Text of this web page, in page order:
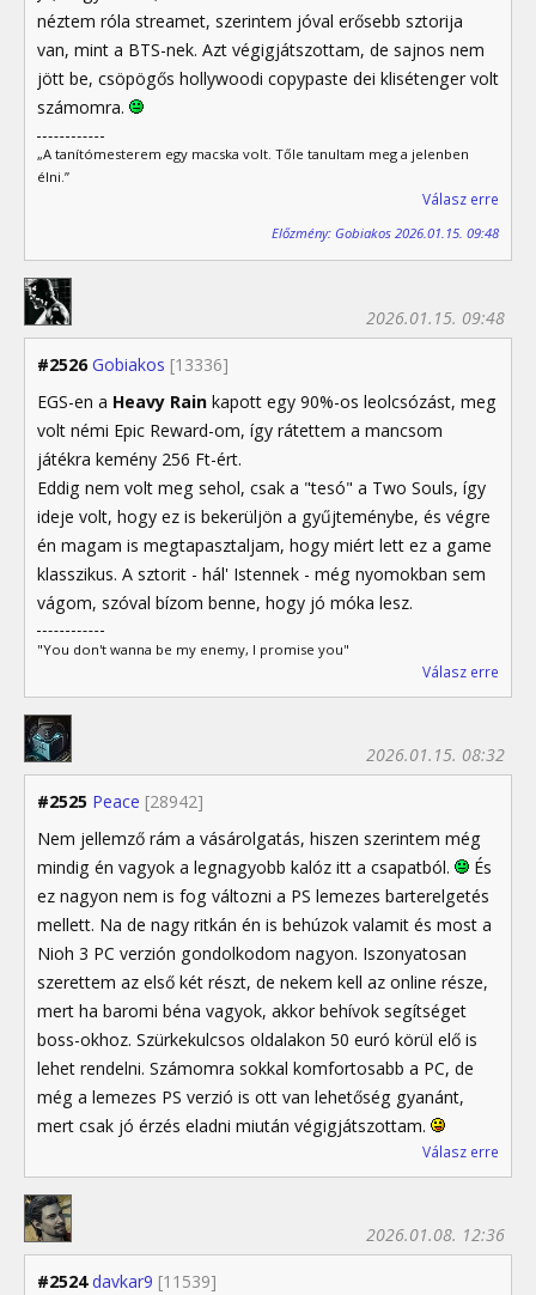
néztem róla streamet, szerintem jóval erősebb sztorija
van, mint a BTS-nek. Azt végigjátszottam, de sajnos nem
jött be, csöpögős hollywoodi copypaste dei klisétenger volt
számomra.
„A tanítómesterem egy macska volt. Tőle tanultam meg a jelenben
élni.”
Válasz erre
Előzmény: Gobiakos 2026.01.15. 09:48
#2526 Gobiakos [13336]
2026.01.15. 09:48
EGS-en a Heavy Rain kapott egy 90%-os leolcsózást, meg
volt némi Epic Reward-om, így rátettem a mancsom
játékra kemény 256 Ft-ért.
Eddig nem volt meg sehol, csak a "tesó" a Two Souls, így
ideje volt, hogy ez is bekerüljön a gyűjteménybe, és végre
én magam is megtapasztaljam, hogy miért lett ez a game
klasszikus. A sztorit - hál' Istennek - még nyomokban sem
vágom, szóval bízom benne, hogy jó móka lesz.
"You don't wanna be my enemy, I promise you"
Válasz erre
#2525 Peace [28942]
2026.01.15. 08:32
Nem jellemző rám a vásárolgatás, hiszen szerintem még
mindig én vagyok a legnagyobb kalóz itt a csapatból.
És
ez nagyon nem is fog változni a PS lemezes barterelgetés
mellett. Na de nagy ritkán én is behúzok valamit és most a
Nioh 3 PC verzión gondolkodom nagyon. Iszonyatosan
szerettem az első két részt, de nekem kell az online része,
mert ha baromi béna vagyok, akkor behívok segítséget
boss-okhoz. Szürkekulcsos oldalakon 50 euró körül elő is
lehet rendelni. Számomra sokkal komfortosabb a PC, de
még a lemezes PS verzió is ott van lehetőség gyanánt,
mert csak jó érzés eladni miután végigjátszottam.
Válasz erre
#2524 davkar9 [11539]
2026.01.08. 12:36